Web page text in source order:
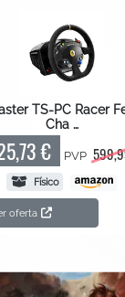
TS-PC Racer
Cha …
€ PVP
Físico
oferta